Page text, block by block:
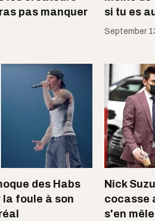
pas manquer
si tu es
September
des Habs
foule à son
Nick
cocasse
s'en mêle